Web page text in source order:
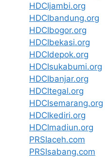
HDCIjambi.org
HDCIbandung.org
HDCIbogor.org
HDCIbekasi.org
HDCIdepok.org
HDCIsukabumi.org
HDCIbanjar.org
HDCItegal.org
HDCIsemarang.org
HDCIkediri.org
HDCImadiun.org
PRSIaceh.com
PRSIsabang.com